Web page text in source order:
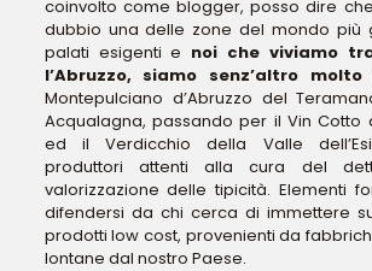
coinvolto come blogger, posso dire
dubbio una delle zone del mondo più
palati esigenti e noi che viviamo
l’Abruzzo, siamo senz’altro
Montepulciano d’Abruzzo del
Acqualagna, passando per il Vin Cotto
ed il Verdicchio della Valle
produttori attenti alla cura del
valorizzazione delle tipicità. Elementi
difendersi da chi cerca di immettere
prodotti low cost, provenienti da
lontane dal nostro Paese.